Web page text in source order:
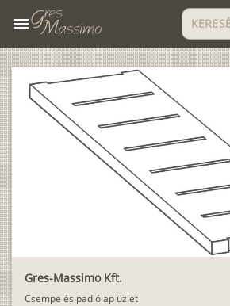
menu
Gres-Massimo Kft.
Csempe és padlólap üzlet